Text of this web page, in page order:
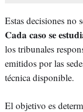
Estas decisiones no
Cada caso se
los tribunales
emitidos por las
técnica disponible.
El objetivo es